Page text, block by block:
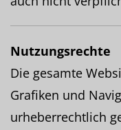
Nutzungsrechte
Die gesamte
Grafiken und
urheberrechtlich